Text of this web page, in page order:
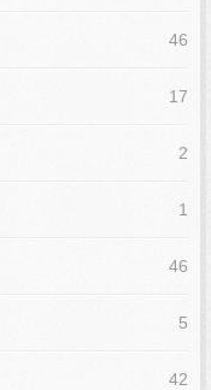
46
17
2
1
46
5
42